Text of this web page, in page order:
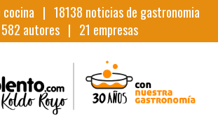
cocina | 18138 noticias de gastronomia
582 autores | 21 empresas